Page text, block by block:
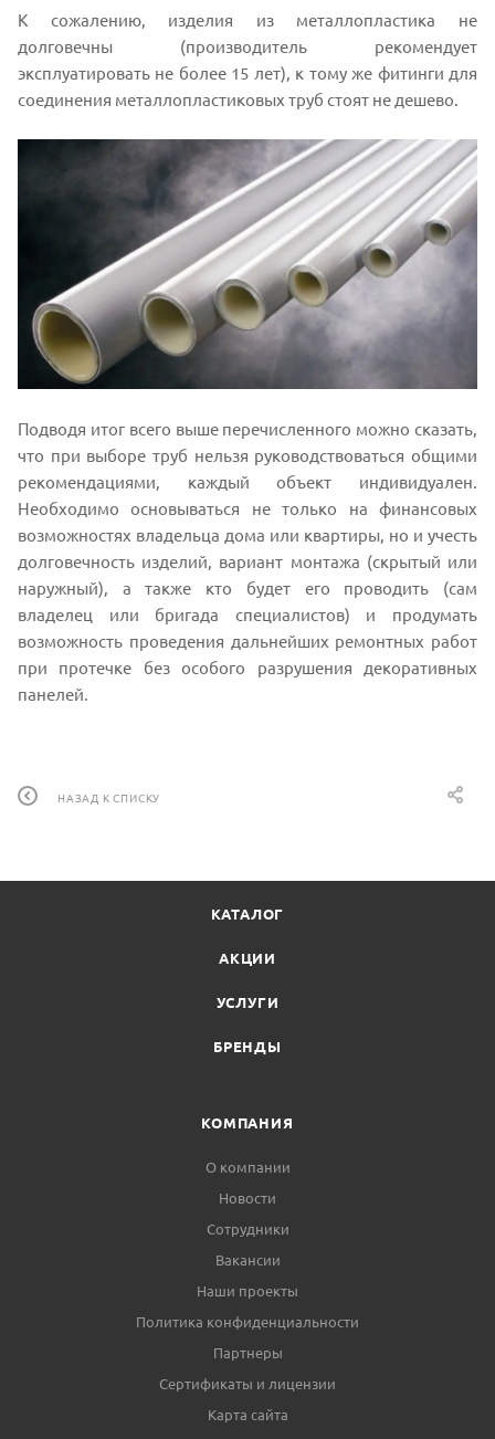
К сожалению, изделия из металлопластика не
долговечны (производитель рекомендует
эксплуатировать не более 15 лет), к тому же фитинги для
соединения металлопластиковых труб стоят не дешево.
Подводя итог всего выше перечисленного можно сказать,
что при выборе труб нельзя руководствоваться общими
рекомендациями, каждый объект индивидуален.
Необходимо основываться не только на финансовых
возможностях владельца дома или квартиры, но и учесть
долговечность изделий, вариант монтажа (скрытый или
наружный), а также кто будет его проводить (сам
владелец или бригада специалистов) и продумать
возможность проведения дальнейших ремонтных работ
при протечке без особого разрушения декоративных
панелей.
НАЗАД К СПИСКУ
КАТАЛОГ
АКЦИИ
УСЛУГИ
БРЕНДЫ
КОМПАНИЯ
О компании
Новости
Сотрудники
Вакансии
Наши проекты
Политика конфиденциальности
Партнеры
Сертификаты и лицензии
Карта сайта